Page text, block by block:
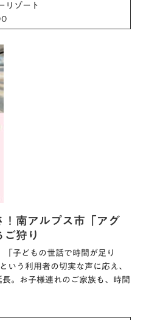
リゾート
！南アルプス市「アグ
ご狩り
子どもの世話で時間が足り
いう利用者の切実な声に応え、
。お子様連れのご家族も、時間